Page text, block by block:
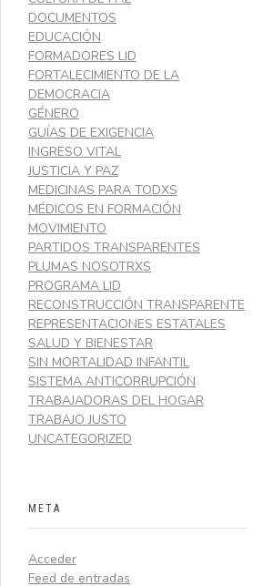
DOCUMENTOS
EDUCACIÓN
FORMADORES LID
FORTALECIMIENTO DE LA
DEMOCRACIA
GÉNERO
GUÍAS DE EXIGENCIA
INGRESO VITAL
JUSTICIA Y PAZ
MEDICINAS PARA TODXS
MÉDICOS EN FORMACIÓN
MOVIMIENTO
PARTIDOS TRANSPARENTES
PLUMAS NOSOTRXS
PROGRAMA LID
RECONSTRUCCIÓN TRANSPARENTE
REPRESENTACIONES ESTATALES
SALUD Y BIENESTAR
SIN MORTALIDAD INFANTIL
SISTEMA ANTICORRUPCIÓN
TRABAJADORAS DEL HOGAR
TRABAJO JUSTO
UNCATEGORIZED
META
Acceder
Feed de entradas